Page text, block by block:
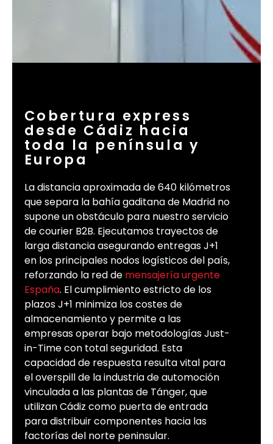
Cobertura express
desde Cádiz hacia
toda la península y
Europa
La distancia aproximada de 640 kilómetros
que separa la bahía gaditana de Madrid no
supone un obstáculo para nuestro servicio
de courier B2B. Ejecutamos trayectos de
larga distancia asegurando entregas J+1
en los principales nodos logísticos del país,
reforzando la red de mensajería urgente
España. El cumplimiento estricto de los
plazos J+1 minimiza los costes de
almacenamiento y permite a las
empresas operar bajo metodologías Just-
in-Time con total seguridad. Esta
capacidad de respuesta resulta vital para
el overspill de la industria de automoción
vinculada a las plantas de Tánger, que
utilizan Cádiz como puerta de entrada
para distribuir componentes hacia las
factorías del norte peninsular.